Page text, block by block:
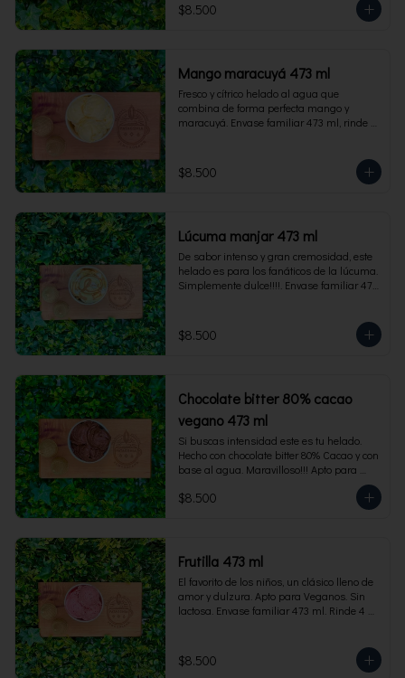
$8.500
Mango maracuyá 473 ml
Fresco y cítrico helado al agua que
combina de forma perfecta mango y
maracuyá. Envase familiar 473 ml, rinde 4
$8.500
Lúcuma manjar 473 ml
De sabor intenso y gran cremosidad, este
helado es para los fanáticos de la lúcuma.
Simplemente dulce!!!!. Envase familiar 473
$8.500
Chocolate bitter 80% cacao
vegano 473 ml
Si buscas intensidad este es tu helado.
Hecho con chocolate bitter 80% Cacao y con
base al agua. Maravilloso!!! Apto para
veganos. Envase familiar 473 ml, rinde 4
porciones
$8.500
Frutilla 473 ml
El favorito de los niños, un clásico lleno de
amor y dulzura. Apto para Veganos. Sin
lactosa. Envase familiar 473 ml. Rinde 4
$8.500